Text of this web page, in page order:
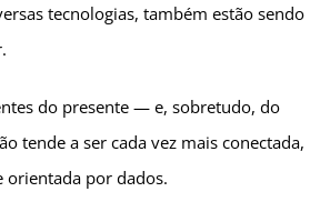
tecnologias, também estão sendo
do presente — e, sobretudo, do
tende a ser cada vez mais conectada,
orientada por dados.